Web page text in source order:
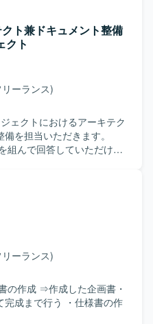
IAM, CodeBuild,
Datadog, SendGrid
）の取得パターン整理と仕
対象としたスクレイピング
を活用し、PDFや画像デ
抽出テキストをAIモデル
ィールドへのマッピング
Generation）を
試験および検証環境での
はGPTを利用
Llamaなど他モデルの経験
ト兼ドキュメント整備
クト
ーランス)
ェクトにおけるアーキテク
を担当いただきます。
組んで回答していただける
DB】RDS/Dynamo
ーランス)
の作成 ⇒作成した企画書・
成まで行う ・仕様書の作